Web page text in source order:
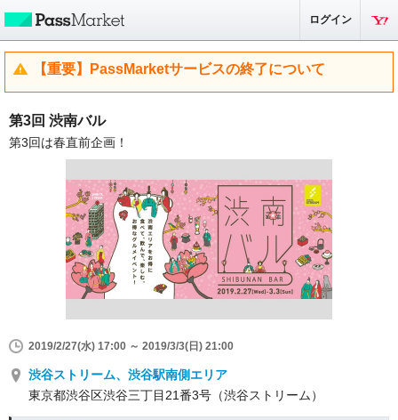
ログイン
【重要】PassMarketサービスの終了について
第3回 渋南バル
第3回は春直前企画！
2019/2/27(水) 17:00 ～ 2019/3/3(日) 21:00
渋谷ストリーム、渋谷駅南側エリア
東京都渋谷区渋谷三丁目21番3号（渋谷ストリーム）